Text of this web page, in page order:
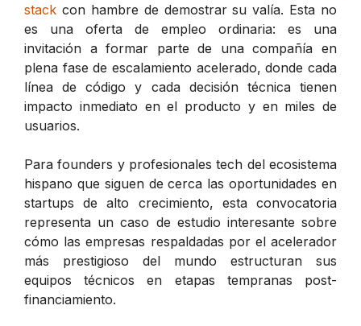
stack con hambre de demostrar su valía. Esta no
es una oferta de empleo ordinaria: es una
invitación a formar parte de una compañía en
plena fase de escalamiento acelerado, donde cada
línea de código y cada decisión técnica tienen
impacto inmediato en el producto y en miles de
usuarios.
Para founders y profesionales tech del ecosistema
hispano que siguen de cerca las oportunidades en
startups de alto crecimiento, esta convocatoria
representa un caso de estudio interesante sobre
cómo las empresas respaldadas por el acelerador
más prestigioso del mundo estructuran sus
equipos técnicos en etapas tempranas post-
financiamiento.